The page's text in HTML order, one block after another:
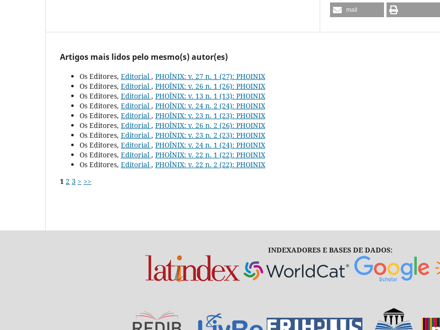
mail
Artigos mais lidos pelo mesmo(s) autor(es)
Os Editores, Editorial , PHOÎNIX: v. 27 n. 1 (27): PHOINIX
Os Editores, Editorial , PHOÎNIX: v. 26 n. 1 (26): PHOINIX
Os Editores, Editorial , PHOÎNIX: v. 13 n. 1 (13): PHOINIX
Os Editores, Editorial , PHOÎNIX: v. 24 n. 2 (24): PHOINIX
Os Editores, Editorial , PHOÎNIX: v. 23 n. 1 (23): PHOINIX
Os Editores, Editorial , PHOÎNIX: v. 26 n. 2 (26): PHOINIX
Os Editores, Editorial , PHOÎNIX: v. 23 n. 2 (23): PHOINIX
Os Editores, Editorial , PHOÎNIX: v. 24 n. 1 (24): PHOINIX
Os Editores, Editorial , PHOÎNIX: v. 22 n. 1 (22): PHOINIX
Os Editores, Editorial , PHOÎNIX: v. 22 n. 2 (22): PHOINIX
1 2 3 > >>
INDEXADORES E BASES DE DADOS: